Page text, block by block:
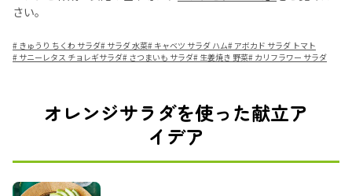
さい。
# きゅうり ちくわ サラダ# サラダ 水菜# キャベツ サラダ ハム# アボカド サラダ トマト
# サニーレタス チョレギサラダ# さつまいも サラダ# 生姜焼き 野菜# カリフラワー サラダ
オレンジサラダを使った献立ア
イデア